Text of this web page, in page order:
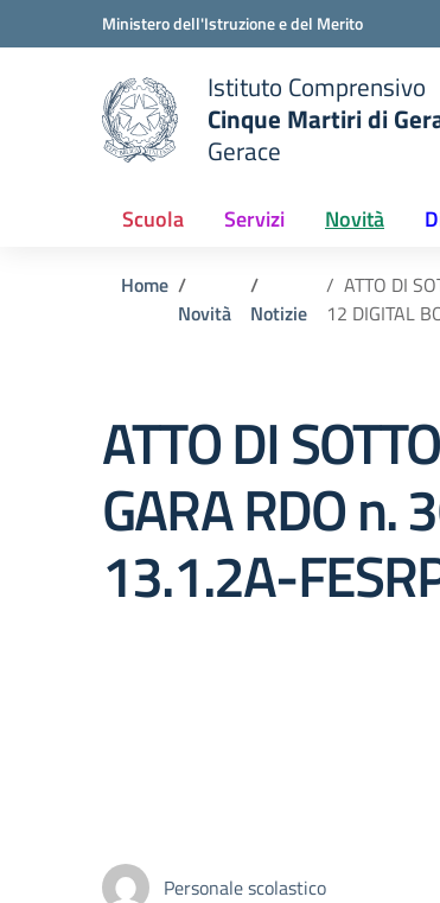
Vai ai contenuti
Vai al menu di navigazioneMinistero dell'Istruzione e del Merito
scuola
Istituto Comprensivo
Cinque Martiri di
Gerace
Scuola Servizi Novità
Home
Novità
Notizie
ATTO DI
12 DIGITAL
ATTO DI
GARA RDO n.
13.1.2A-
Personale scolastico